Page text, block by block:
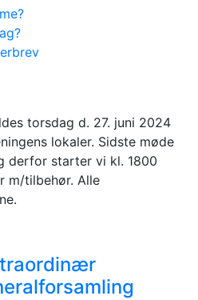
torsdag d. 27. juni 2024
lokaler. Sidste møde
derfor starter vi kl. 1800
m/tilbehør. Alle